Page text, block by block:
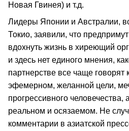
Новая Гвинея) и т.д.
Лидеры Японии и Австралии,
Токио, заявили, что
вдохнуть жизнь в хиреющий
и здесь нет единого мнения,
партнерстве все чаще говорят
эфемерном, желанной цели,
прогрессивного человечества,
реальном и осязаемом. Не
комментарии в азиатской